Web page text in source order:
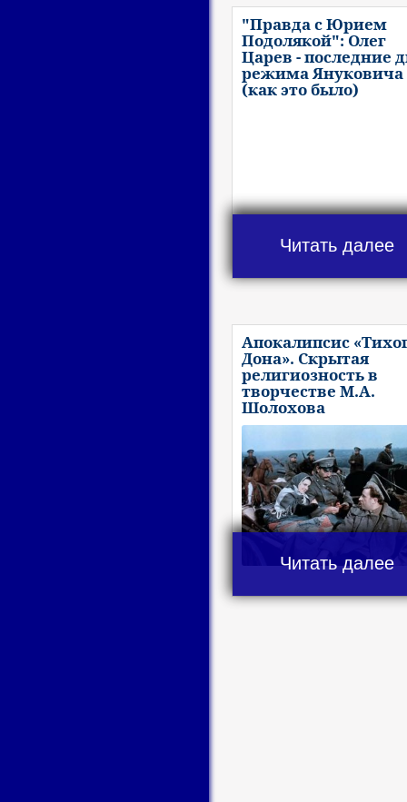
"Правда с Юрием
Подолякой": Олег
Царев - последние
режима Януковича
(как это было)
Читать далее
Апокалипсис
Дона». Скрытая
религиозность в
творчестве М.А.
Шолохова
Читать далее